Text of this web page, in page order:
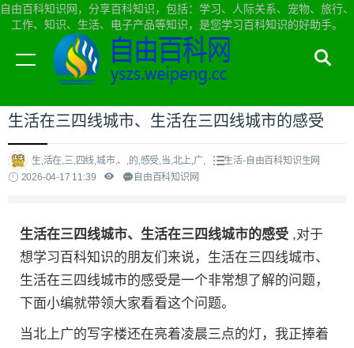
自由百科知识网，分享百科知识，包括：学习、人际关系、宠物、旅行、
工作、知识、生活、电子产品等知识，是您学习百科知识的好助手。
当前位置：自由百科知识网首页>生活
生活在三四线城市、生活在三四线城市的感受
生,活在,三,四线,城市,、,的,感受,当,北上,广,
生活-自由百科知识生网
2026-04-17 11:39
自由百科知识网
生活在三四线城市、生活在三四线城市的感受 ,对于
想学习百科知识的朋友们来说，生活在三四线城市、
生活在三四线城市的感受是一个非常想了解的问题，
下面小编就带领大家看看这个问题。
当北上广的写字楼还在亮着凌晨三点的灯，我正捧着